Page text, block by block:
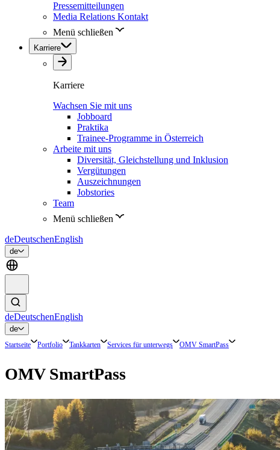
Pressemitteilungen
Media Relations Kontakt
Menü schließen
Karriere
Karriere
Wachsen Sie mit uns
Jobboard
Praktika
Trainee-Programme in Österreich
Arbeite mit uns
Diversität, Gleichstellung und Inklusion
Vergütungen
Auszeichnungen
Jobstories
Team
Menü schließen
deDeutschenEnglish
de
deDeutschenEnglish
de
Startseite Portfolio Tankkarten Services für unterwegs OMV SmartPass
OMV SmartPass